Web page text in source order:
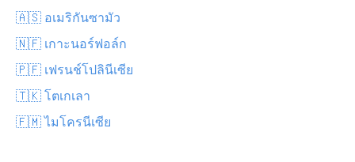
🇦🇸 อเมริกันซามัว
🇳🇫 เกาะนอร์ฟอล์ก
🇵🇫 เฟรนช์โปลินีเซีย
🇹🇰 โตเกเลา
🇫🇲 ไมโครนีเซีย